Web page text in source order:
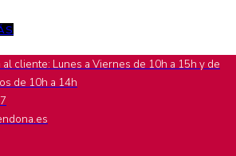
cliente: Lunes a Viernes de 10h a 15h y de
de 10h a 14h